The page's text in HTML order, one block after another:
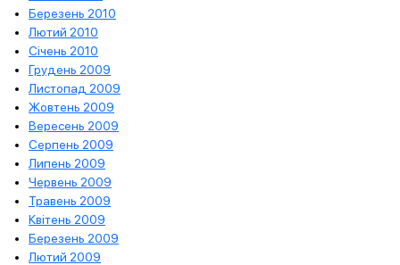
Березень 2010
Лютий 2010
Січень 2010
Грудень 2009
Листопад 2009
Жовтень 2009
Вересень 2009
Серпень 2009
Липень 2009
Червень 2009
Травень 2009
Квітень 2009
Березень 2009
Лютий 2009